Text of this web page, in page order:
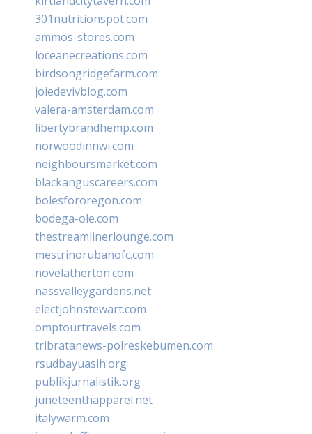
301nutritionspot.com
ammos-stores.com
loceanecreations.com
birdsongridgefarm.com
joiedevivblog.com
valera-amsterdam.com
libertybrandhemp.com
norwoodinnwi.com
neighboursmarket.com
blackanguscareers.com
bolesfororegon.com
bodega-ole.com
thestreamlinerlounge.com
mestrinorubanofc.com
novelatherton.com
nassvalleygardens.net
electjohnstewart.com
omptourtravels.com
tribratanews-polreskebumen.com
rsudbayuasih.org
publikjurnalistik.org
juneteenthapparel.net
italywarm.com